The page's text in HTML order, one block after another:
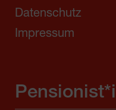
Datenschutz
Impressum